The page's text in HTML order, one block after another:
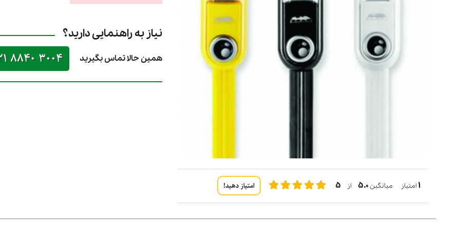
1 امتیاز میانگین 5.0 از 5 امتیاز دهید!
نیاز به راهنمایی دارید؟
همین حالا تماس بگیرید 8840 3004